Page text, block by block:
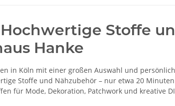
Stoffe
Hanke
in Köln mit einer großen Auswahl und
Stoffe und Nähzubehör – nur etwa 20
für Mode, Dekoration, Patchwork und kreative